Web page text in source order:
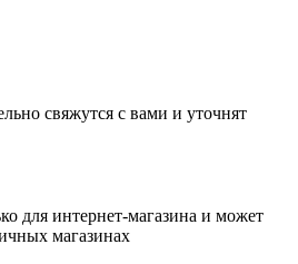
свяжутся с вами и уточнят
для интернет-магазина и может
магазинах